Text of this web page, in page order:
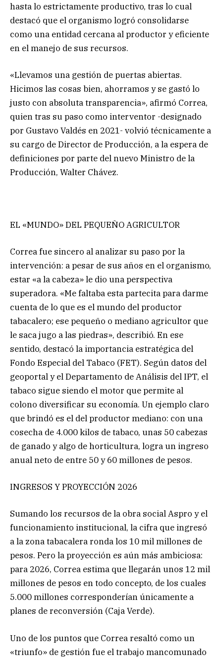
hasta lo estrictamente productivo, tras lo cual
destacó que el organismo logró consolidarse
como una entidad cercana al productor y eficiente
en el manejo de sus recursos.
«Llevamos una gestión de puertas abiertas.
Hicimos las cosas bien, ahorramos y se gastó lo
justo con absoluta transparencia», afirmó Correa,
quien tras su paso como interventor -designado
por Gustavo Valdés en 2021- volvió técnicamente a
su cargo de Director de Producción, a la espera de
definiciones por parte del nuevo Ministro de la
Producción, Walter Chávez.
EL «MUNDO» DEL PEQUEÑO AGRICULTOR
Correa fue sincero al analizar su paso por la
intervención: a pesar de sus años en el organismo,
estar «a la cabeza» le dio una perspectiva
superadora. «Me faltaba esta partecita para darme
cuenta de lo que es el mundo del productor
tabacalero; ese pequeño o mediano agricultor que
le saca jugo a las piedras», describió. En ese
sentido, destacó la importancia estratégica del
Fondo Especial del Tabaco (FET). Según datos del
geoportal y el Departamento de Análisis del IPT, el
tabaco sigue siendo el motor que permite al
colono diversificar su economía. Un ejemplo claro
que brindó es el del productor mediano: con una
cosecha de 4.000 kilos de tabaco, unas 50 cabezas
de ganado y algo de horticultura, logra un ingreso
anual neto de entre 50 y 60 millones de pesos.
INGRESOS Y PROYECCIÓN 2026
Sumando los recursos de la obra social Aspro y el
funcionamiento institucional, la cifra que ingresó
a la zona tabacalera ronda los 10 mil millones de
pesos. Pero la proyección es aún más ambiciosa:
para 2026, Correa estima que llegarán unos 12 mil
millones de pesos en todo concepto, de los cuales
5.000 millones corresponderían únicamente a
planes de reconversión (Caja Verde).
Uno de los puntos que Correa resaltó como un
«triunfo» de gestión fue el trabajo mancomunado